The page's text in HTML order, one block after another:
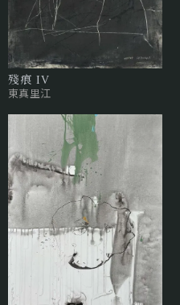
殘痕 IV
東真里江